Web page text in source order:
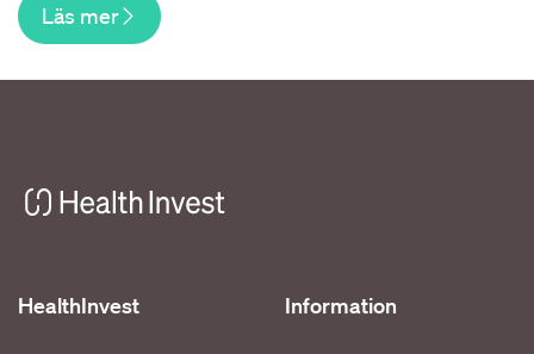
Läs mer
HealthInvest Information